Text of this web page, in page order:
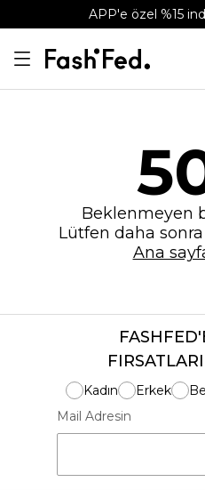
APP'e özel %15
Beklenmeyen
Lütfen daha
Ana
Kadın Erkek
Mail Adresin